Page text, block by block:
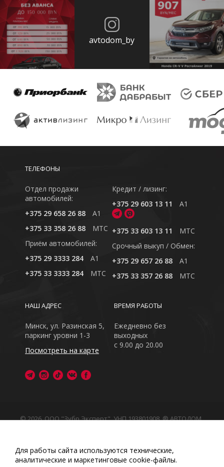
avtodom_by
ТЕЛЕФОНЫ
Отдел продажи
автомобилей:
+375 29 658 26 88
A1
+375 33 358 26 88
MTC
Приём автомобилей:
+375 29 3333 284
A1
+375 33 3333 284
MTC
Кредит / лизинг:
+375 29 603 13 11
A1
+375 33 603 13 11
MTC
Cрочный выкуп / Обмен:
+375 29 657 26 88
A1
+375 33 357 26 88
MTC
ВРЕМЯ РАБОТЫ
Ежедневно без
выходных
с 9.00 до 20.00
НАШ АДРЕС
Минск, ул. Разинская 5,
паркинг уровни 1-3
Посмотреть на карте
© 2026, ООО "Зубр Эксперт", УНП 193801908. ® АВТОДОМ
Обращаем Ваше внимание на то, что данный интернет-
сайт носит исключительно информационный характер
Любое использование либо копирование материалов
Для работы сайта используются технические,
аналитические и маркетинговые сооkіе-файлы.